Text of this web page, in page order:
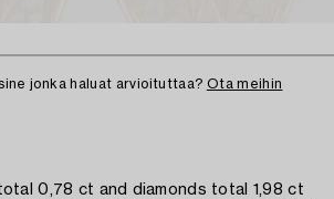
jonka haluat arvioituttaa? Ota meihin
0,78 ct and diamonds total 1,98 ct